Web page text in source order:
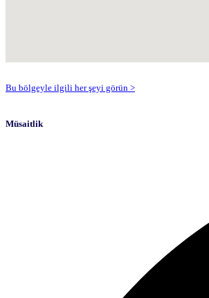
Bu bölgeyle ilgili her şeyi görün >
Müsaitlik